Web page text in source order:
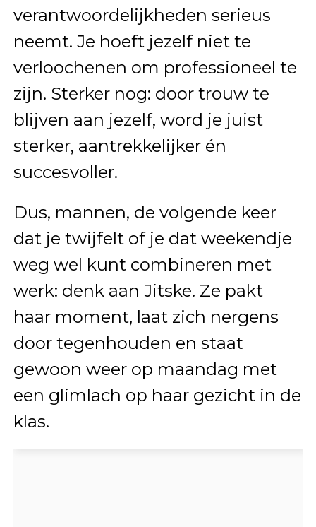
verantwoordelijkheden serieus
neemt. Je hoeft jezelf niet te
verloochenen om professioneel te
zijn. Sterker nog: door trouw te
blijven aan jezelf, word je juist
sterker, aantrekkelijker én
succesvoller.
Dus, mannen, de volgende keer
dat je twijfelt of je dat weekendje
weg wel kunt combineren met
werk: denk aan Jitske. Ze pakt
haar moment, laat zich nergens
door tegenhouden en staat
gewoon weer op maandag met
een glimlach op haar gezicht in de
klas.